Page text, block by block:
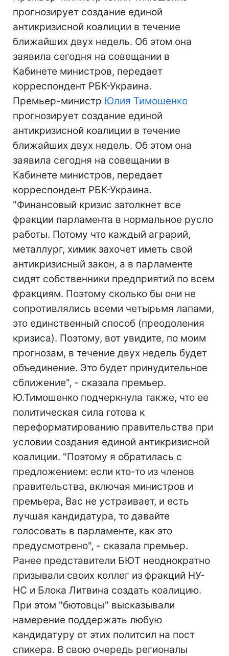
прогнозирует создание единой
антикризисной коалиции в течение
ближайших двух недель. Об этом она
заявила сегодня на совещании в
Кабинете министров, передает
корреспондент РБК-Украина.
Премьер-министр Юлия Тимошенко
прогнозирует создание единой
антикризисной коалиции в течение
ближайших двух недель. Об этом она
заявила сегодня на совещании в
Кабинете министров, передает
корреспондент РБК-Украина.
"Финансовый кризис затолкнет все
фракции парламента в нормальное русло
работы. Потому что каждый аграрий,
металлург, химик захочет иметь свой
антикризисный закон, а в парламенте
сидят собственники предприятий по всем
фракциям. Поэтому сколько бы они не
сопротивлялись всеми четырьмя лапами,
это единственный способ (преодоления
кризиса). Поэтому, вот увидите, по моим
прогнозам, в течение двух недель будет
объединение. Это будет принудительное
сближение", - сказала премьер.
Ю.Тимошенко подчеркнула также, что ее
политическая сила готова к
переформатированию правительства при
условии создания единой антикризисной
коалиции. "Поэтому я обратилась с
предложением: если кто-то из членов
правительства, включая министров и
премьера, Вас не устраивает, и есть
лучшая кандидатура, то давайте
голосовать в парламенте, как это
предусмотрено", - сказала премьер.
Ранее представители БЮТ неоднократно
призывали своих коллег из фракций НУ-
НС и Блока Литвина создать коалицию.
При этом "бютовцы" высказывали
намерение поддержать любую
кандидатуру от этих политсил на пост
спикера. В свою очередь регионалы